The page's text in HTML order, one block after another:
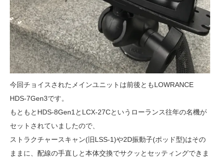
今回チョイスされたメインユニットは前後ともLOWRANCE
HDS-7Gen3です。
もともとHDS-8Gen1とLCX-27Cというローランス往年の名機が
セットされていましたので、
ストラクチャースキャン(旧LSS-1)や2D振動子(ポッド型)はその
ままに、配線の手直しと本体交換でサクッとセッティングできま